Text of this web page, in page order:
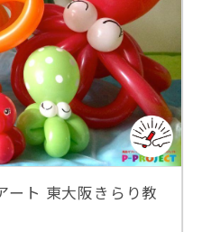
ート 東大阪きらり教